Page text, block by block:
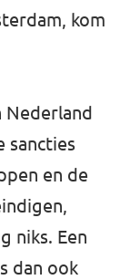
kom
sancties
en de
niks. Een
dan ook